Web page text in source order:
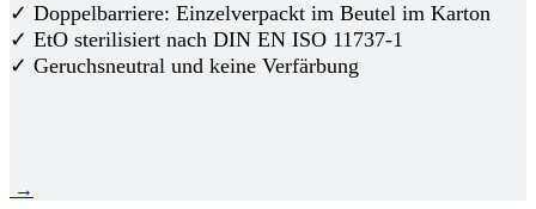
✓ Doppelbarriere: Einzelverpackt im Beutel im Karton
✓ EtO sterilisiert nach DIN EN ISO 11737-1
✓ Geruchsneutral und keine Verfärbung
→